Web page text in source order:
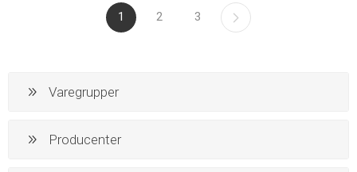
1 2 3
Varegrupper
Producenter